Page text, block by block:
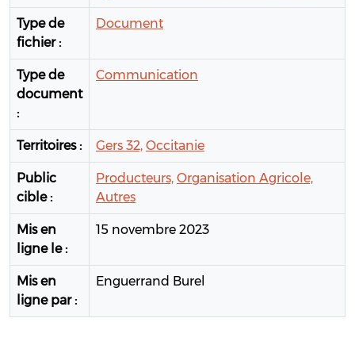
Type de
fichier :
Document
Type de
document
:
Communication
Territoires : Gers 32, Occitanie
Public
cible :
Producteurs, Organisation Agricole,
Autres
Mis en
ligne le :
15 novembre 2023
Mis en
ligne par :
Enguerrand Burel